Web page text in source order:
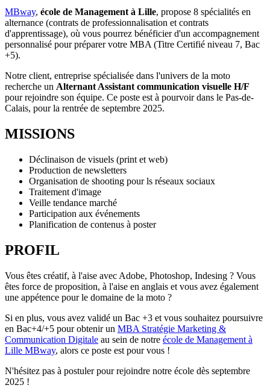
MBway, école de Management à Lille, propose 8 spécialités en
alternance (contrats de professionnalisation et contrats
d'apprentissage), où vous pourrez bénéficier d'un accompagnement
personnalisé pour préparer votre MBA (Titre Certifié niveau 7, Bac
+5).
Notre client, entreprise spécialisée dans l'univers de la moto
recherche un Alternant Assistant communication visuelle H/F
pour rejoindre son équipe. Ce poste est à pourvoir dans le Pas-de-
Calais, pour la rentrée de septembre 2025.
MISSIONS
Déclinaison de visuels (print et web)
Production de newsletters
Organisation de shooting pour ls réseaux sociaux
Traitement d'image
Veille tendance marché
Participation aux événements
Planification de contenus à poster
PROFIL
Vous êtes créatif, à l'aise avec Adobe, Photoshop, Indesing ? Vous
êtes force de proposition, à l'aise en anglais et vous avez également
une appétence pour le domaine de la moto ?
Si en plus, vous avez validé un Bac +3 et vous souhaitez poursuivre
en Bac+4/+5 pour obtenir un MBA Stratégie Marketing &
Communication Digitale au sein de notre école de Management à
Lille MBway, alors ce poste est pour vous !
N'hésitez pas à postuler pour rejoindre notre école dès septembre
2025 !